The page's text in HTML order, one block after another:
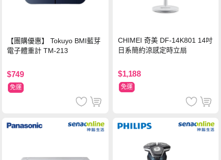
【團購優惠】 Tokuyo BMI藍芽
電子體重計 TM-213
$749
免運
CHIMEI 奇美 DF-14K801 14吋
日系簡約涼感定時立扇
$1,188
免運